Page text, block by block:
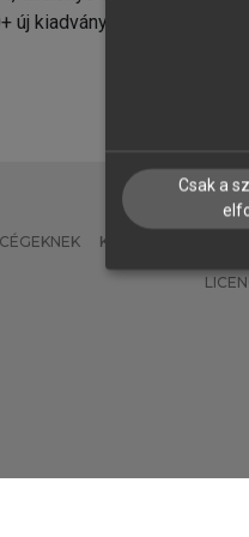
új kiadvány.
CÉGEKNEK KÖNYVTÁROSOKNAK
Csak a